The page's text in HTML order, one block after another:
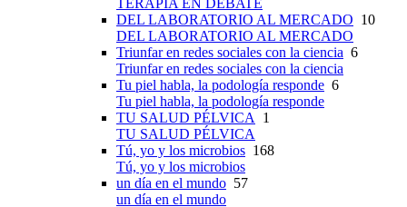
TERAPIA EN DEBATE
DEL LABORATORIO AL MERCADO 10
DEL LABORATORIO AL MERCADO
Triunfar en redes sociales con la ciencia 6
Triunfar en redes sociales con la ciencia
Tu piel habla, la podología responde 6
Tu piel habla, la podología responde
TU SALUD PÉLVICA
1
TU SALUD PÉLVICA
Tú, yo y los microbios 168
Tú, yo y los microbios
un día en el mundo 57
un día en el mundo